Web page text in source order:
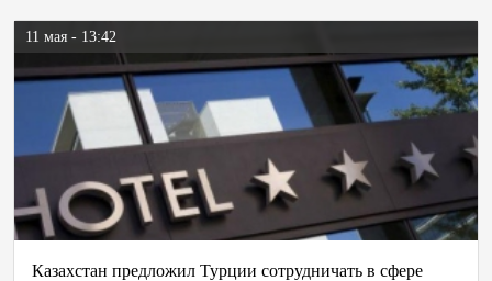
11 мая - 13:42
Казахстан предложил Турции сотрудничать в сфере